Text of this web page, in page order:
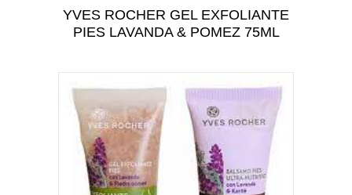
CUIDADO PERSONAL
YVES ROCHER GEL EXFOLIANTE
PIES LAVANDA & POMEZ 75ML